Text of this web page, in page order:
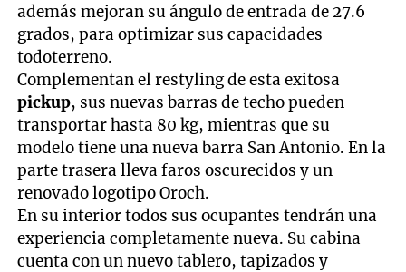
además mejoran su ángulo de entrada de 27.6
grados, para optimizar sus capacidades
todoterreno.
Complementan el restyling de esta exitosa
pickup, sus nuevas barras de techo pueden
transportar hasta 80 kg, mientras que su
modelo tiene una nueva barra San Antonio. En la
parte trasera lleva faros oscurecidos y un
renovado logotipo Oroch.
En su interior todos sus ocupantes tendrán una
experiencia completamente nueva. Su cabina
cuenta con un nuevo tablero, tapizados y